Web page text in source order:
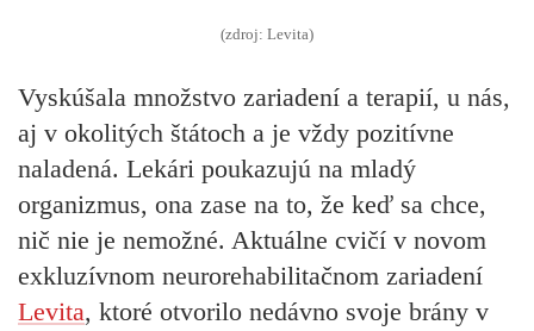
(zdroj: Levita)
Vyskúšala množstvo zariadení a terapií, u nás,
aj v okolitých štátoch a je vždy pozitívne
naladená. Lekári poukazujú na mladý
organizmus, ona zase na to, že keď sa chce,
nič nie je nemožné. Aktuálne cvičí v novom
exkluzívnom neurorehabilitačnom zariadení
Levita, ktoré otvorilo nedávno svoje brány v